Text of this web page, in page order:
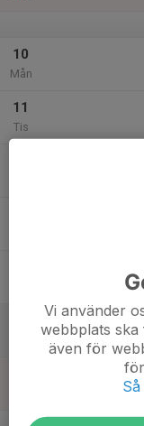
10
Mån
11
Tis
Vi använder
webbplats
även för